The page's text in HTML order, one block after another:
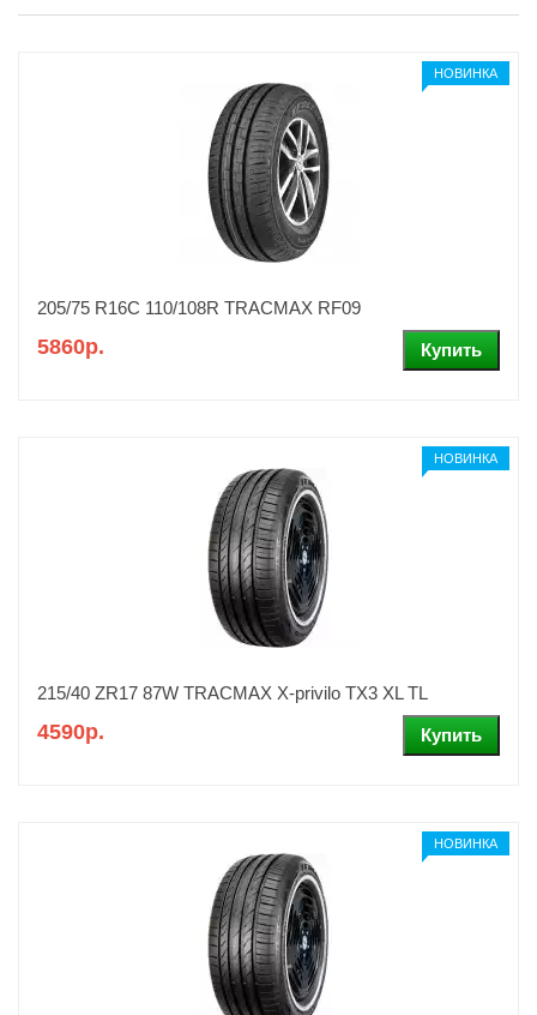
НОВИНКА
205/75 R16C 110/108R TRACMAX RF09
5860р.
НОВИНКА
215/40 ZR17 87W TRACMAX X-privilo TX3 XL TL
4590р.
НОВИНКА